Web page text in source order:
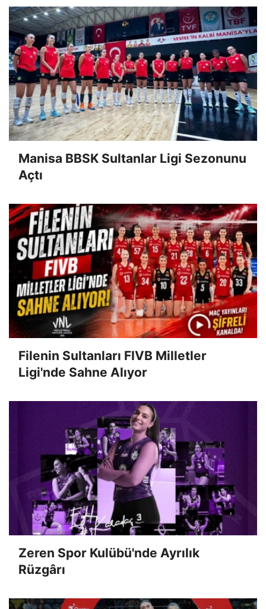
Manisa BBSK Sultanlar Ligi Sezonunu
Açtı
Filenin Sultanları FIVB Milletler
Ligi'nde Sahne Alıyor
Zeren Spor Kulübü'nde Ayrılık
Rüzgârı